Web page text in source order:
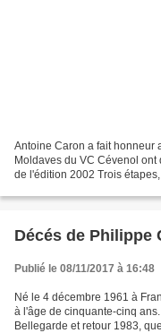
Antoine Caron a fait honneur
Moldaves du VC Cévenol
de l'édition 2002 Trois
Décés de Philippe
Publié le 08/11/2017 à 16:48
Né le 4 décembre 1961 à
à l'âge de cinquante-cinq
Bellegarde et retour 1983,